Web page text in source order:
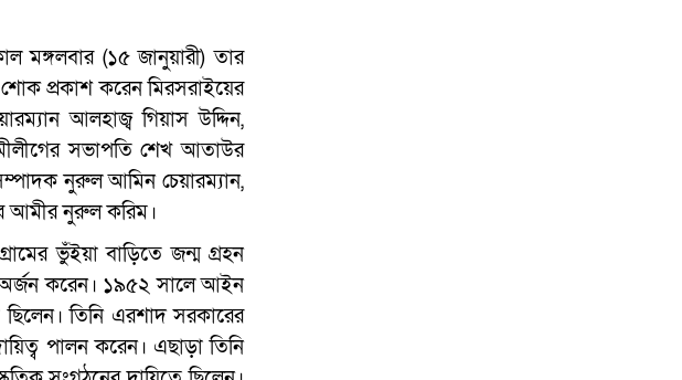
মঙ্গলবার (১৫ জানুয়ারী) তার
শোক প্রকাশ করেন মিরসরাইয়ের
আলহাজ্ব গিয়াস উদ্দিন,
সভাপতি শেখ আতাউর
সম্পাদক নুরুল আমিন চেয়ারম্যান,
আমীর নুরুল করিম।
ভুঁইয়া বাড়িতে জন্ম গ্রহন
অর্জন করেন। ১৯৫২ সালে আইন
তিনি এরশাদ সরকারের
পালন করেন। এছাড়া তিনি